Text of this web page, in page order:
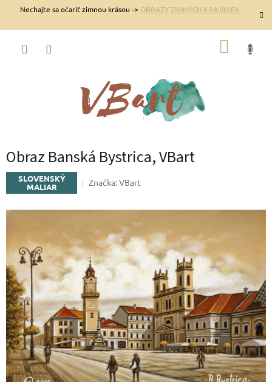
Prejsť
obsah
Nechajte sa očariť zimnou krásou -> OBRAZY ZIMNÝCH KRAJINIEK
Obraz Banská Bystrica, VBart
SLOVENSKÝ
MALIAR
Značka:VBart